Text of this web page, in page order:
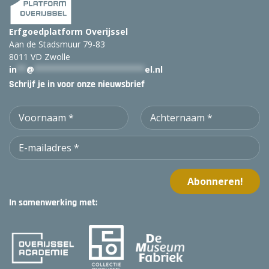
Erfgoedplatform Overijssel
Aan de Stadsmuur 79-83
8011 VD Zwolle
in
@ el.nl
Schrijf je in voor onze nieuwsbrief
In samenwerking met: